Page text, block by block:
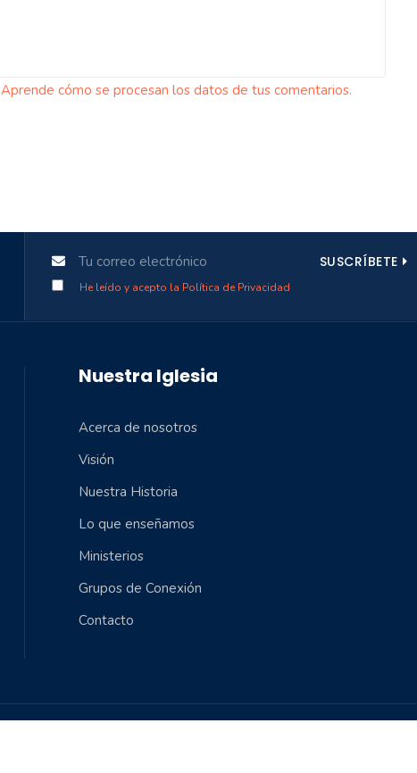
Aprende cómo se procesan los datos de tus comentarios.
SUSCRÍBETE
He leído y acepto la Política de Privacidad
Nuestra Iglesia
Acerca de nosotros
Visión
Nuestra Historia
Lo que enseñamos
Ministerios
Grupos de Conexión
Contacto